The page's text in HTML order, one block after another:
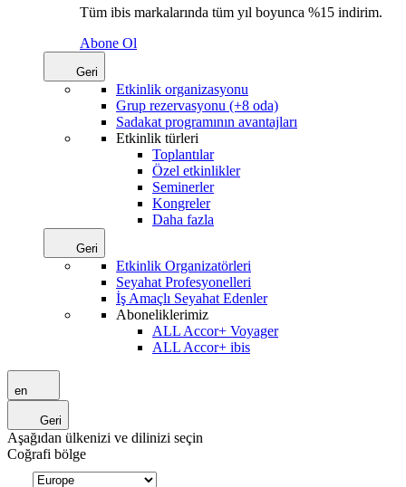
Tüm ibis markalarında tüm yıl boyunca %15 indirim.
Abone Ol
Geri
Etkinlik organizasyonu
Grup rezervasyonu (+8 oda)
Sadakat programının avantajları
Etkinlik türleri
Toplantılar
Özel etkinlikler
Seminerler
Kongreler
Daha fazla
Geri
Etkinlik Organizatörleri
Seyahat Profesyonelleri
İş Amaçlı Seyahat Edenler
Aboneliklerimiz
ALL Accor+ Voyager
ALL Accor+ ibis
en
Geri
Aşağıdan ülkenizi ve dilinizi seçin
Coğrafi bölge